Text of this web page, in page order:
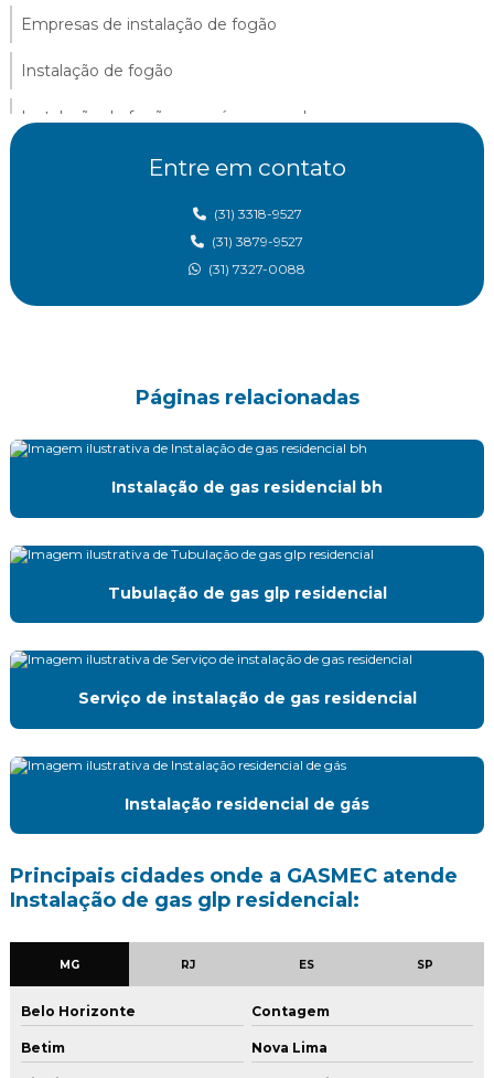
Empresas de instalação de fogão
Instalação de fogão
Instalação de fogão em gás encanado
Instalação fogão gn
Instalação de gás em belo horizonte
Instalação de gas glp
Instalação de gas residencial
Instalação de gas residencial bh
Instalação de glp predial
Laudo de estanqueidade de gás
Manutenção preventiva e corretiva gás
Montagem de central de gas
Mudança de ponto de gas
Projeto de gás glp
Projeto de instalação de gás predial
Entre em contato
(31) 3318-9527
(31) 3879-9527
(31) 7327-0088
Páginas relacionadas
Instalação de gas residencial bh
Tubulação de gas glp residencial
Serviço de instalação de gas residencial
Instalação residencial de gás
Principais cidades onde a GASMEC atende
Instalação de gas glp residencial:
MG RJ ES SP
Belo Horizonte Contagem
Betim Nova Lima